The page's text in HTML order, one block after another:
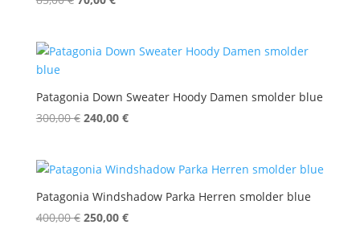
85,00 €70,00 €.
Patagonia Down Sweater Hoody Damen smolder blue
300,00€ Ursprünglicher
300,00 €
240,00 €Aktueller
240,00 €.
Patagonia Windshadow Parka Herren smolder blue
400,00€ Ursprünglicher
250,00 €Aktueller